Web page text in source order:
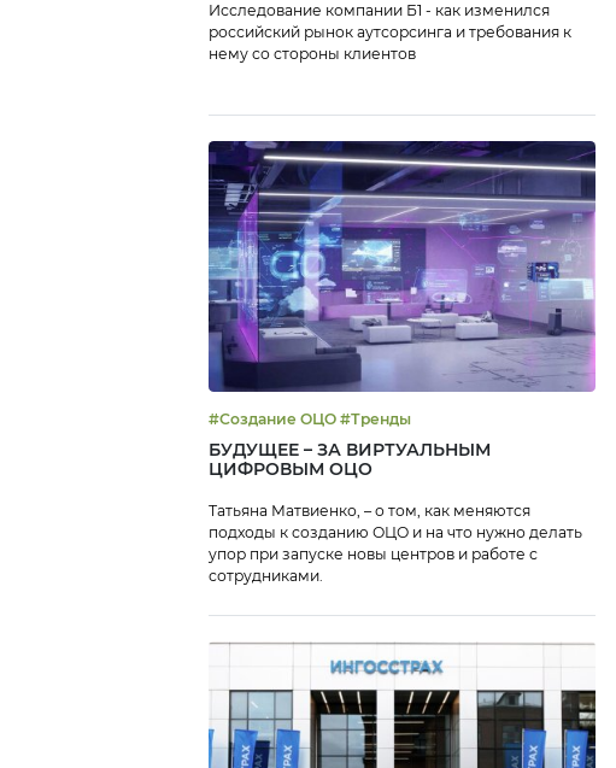
Исследование компании Б1 - как изменился
российский рынок аутсорсинга и требования к
нему со стороны клиентов
#Создание ОЦО #Тренды
БУДУЩЕЕ – ЗА ВИРТУАЛЬНЫМ
ЦИФРОВЫМ ОЦО
Татьяна Матвиенко, – о том, как меняются
подходы к созданию ОЦО и на что нужно делать
упор при запуске новы центров и работе с
сотрудниками.